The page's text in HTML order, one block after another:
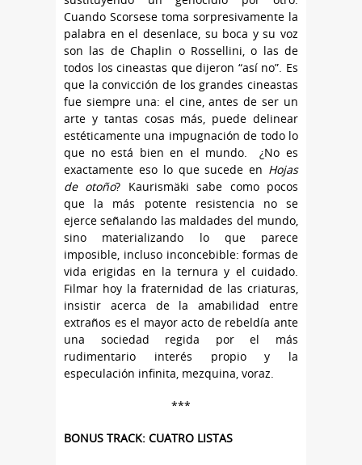
Cuando Scorsese toma sorpresivamente la
palabra en el desenlace, su boca y su voz
son las de Chaplin o Rossellini, o las de
todos los cineastas que dijeron “así no”. Es
que la convicción de los grandes cineastas
fue siempre una: el cine, antes de ser un
arte y tantas cosas más, puede delinear
estéticamente una impugnación de todo lo
que no está bien en el mundo. ¿No es
exactamente eso lo que sucede en Hojas
de otoño? Kaurismäki sabe como pocos
que la más potente resistencia no se
ejerce señalando las maldades del mundo,
sino materializando lo que parece
imposible, incluso inconcebible: formas de
vida erigidas en la ternura y el cuidado.
Filmar hoy la fraternidad de las criaturas,
insistir acerca de la amabilidad entre
extraños es el mayor acto de rebeldía ante
una sociedad regida por el más
rudimentario interés propio y la
especulación infinita, mezquina, voraz.
***
BONUS TRACK: CUATRO LISTAS